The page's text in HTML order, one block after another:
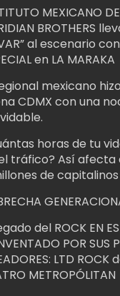
MEXICANO
BROTHERS
al escenario
en LA MARAKA
mexicano
CDMX con una
horas de tu
tráfico? Así afecta
de capitalinos
del ROCK EN
POR SUS
LTD ROCK
METROPÓLITAN